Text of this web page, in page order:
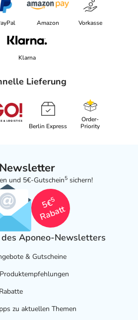
Amazon Vorkasse
Klarna
Lieferung
Berlin Express
Order-
Priority
Newsletter
und 5€-Gutschein5 sichern!
5€
5
Rabatt
Aponeo-Newsletters
& Gutscheine
zu aktuellen Themen